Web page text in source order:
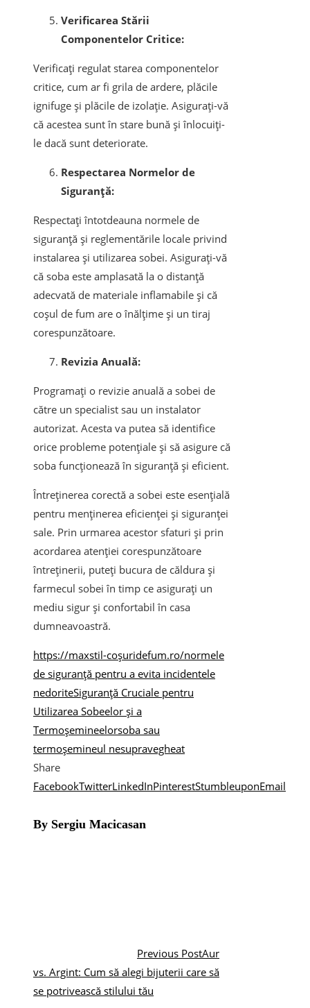
Verificarea Stării
Componentelor Critice:
Verificați regulat starea componentelor
critice, cum ar fi grila de ardere, plăcile
ignifuge și plăcile de izolație. Asigurați-vă
că acestea sunt în stare bună și înlocuiți-
le dacă sunt deteriorate.
Respectarea Normelor de
Siguranță:
Respectați întotdeauna normele de
siguranță și reglementările locale privind
instalarea și utilizarea sobei. Asigurați-vă
că soba este amplasată la o distanță
adecvată de materiale inflamabile și că
coșul de fum are o înălțime și un tiraj
corespunzătoare.
Revizia Anuală:
Programați o revizie anuală a sobei de
către un specialist sau un instalator
autorizat. Acesta va putea să identifice
orice probleme potențiale și să asigure că
soba funcționează în siguranță și eficient.
Întreținerea corectă a sobei este esențială
pentru menținerea eficienței și siguranței
sale. Prin urmarea acestor sfaturi și prin
acordarea atenției corespunzătoare
întreținerii, puteți bucura de căldura și
farmecul sobei în timp ce asigurați un
mediu sigur și confortabil în casa
dumneavoastră.
https://maxstil-coșuridefum.ro/normele
de siguranță pentru a evita incidentele
nedoriteSiguranță Cruciale pentru
Utilizarea Sobeelor și a
Termoșemineelorsoba sau
termoșemineul nesupravegheat
Share
FacebookTwitterLinkedInPinterestStumbleuponEmail
By Sergiu Macicasan
Previous PostAur
vs. Argint: Cum să alegi bijuterii care să
se potrivească stilului tău